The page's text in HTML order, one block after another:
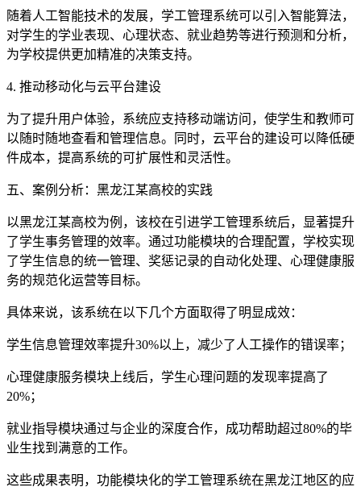
随着人工智能技术的发展，学工管理系统可以引入智能算法，
对学生的学业表现、心理状态、就业趋势等进行预测和分析，
为学校提供更加精准的决策支持。
4. 推动移动化与云平台建设
为了提升用户体验，系统应支持移动端访问，使学生和教师可
以随时随地查看和管理信息。同时，云平台的建设可以降低硬
件成本，提高系统的可扩展性和灵活性。
五、案例分析：黑龙江某高校的实践
以黑龙江某高校为例，该校在引进学工管理系统后，显著提升
了学生事务管理的效率。通过功能模块的合理配置，学校实现
了学生信息的统一管理、奖惩记录的自动化处理、心理健康服
务的规范化运营等目标。
具体来说，该系统在以下几个方面取得了明显成效：
学生信息管理效率提升30%以上，减少了人工操作的错误率；
心理健康服务模块上线后，学生心理问题的发现率提高了
20%；
就业指导模块通过与企业的深度合作，成功帮助超过80%的毕
业生找到满意的工作。
这些成果表明，功能模块化的学工管理系统在黑龙江地区的应